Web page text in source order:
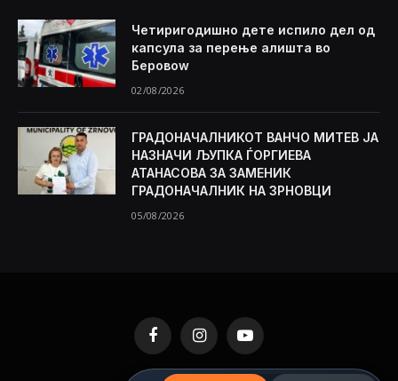
Четиригодишно дете испило дел од
капсула за перење алишта во
Беровоw
02/08/2026
ГРАДОНАЧАЛНИКОТ ВАНЧО МИТЕВ ЈА
НАЗНАЧИ ЉУПКА ЃОРГИЕВА
АТАНАСОВА ЗА ЗАМЕНИК
ГРАДОНАЧАЛНИК НА ЗРНОВЦИ
05/08/2026
FacebookInstagramYouTube